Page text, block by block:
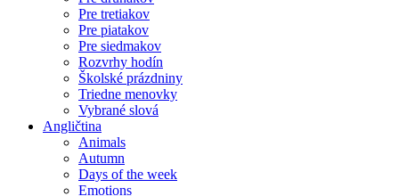
Pre tretiakov
Pre piatakov
Pre siedmakov
Rozvrhy hodín
Školské prázdniny
Triedne menovky
Vybrané slová
Angličtina
Animals
Autumn
Days of the week
Emotions